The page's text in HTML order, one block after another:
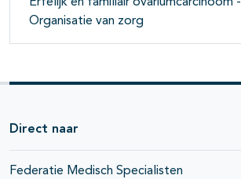
Organisatie van zorg
Direct naar
Federatie Medisch Specialisten